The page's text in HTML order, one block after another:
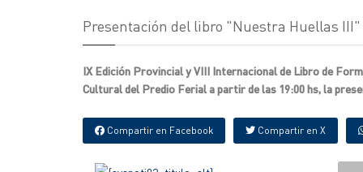
Presentación del libro "Nuestra Huellas
IX Edición Provincial y VIII Internacional de Libro de
Cultural del Predio Ferial a partir de las 19:00 hs, la
Compartir en Facebook Compartir en X